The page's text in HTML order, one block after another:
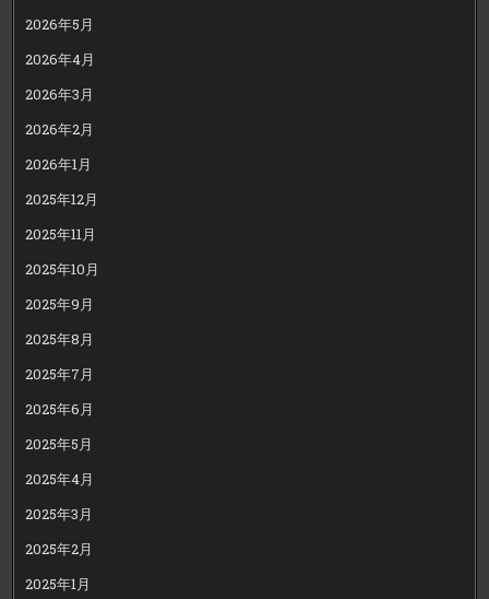
2026年5月
2026年4月
2026年3月
2026年2月
2026年1月
2025年12月
2025年11月
2025年10月
2025年9月
2025年8月
2025年7月
2025年6月
2025年5月
2025年4月
2025年3月
2025年2月
2025年1月